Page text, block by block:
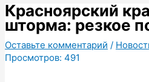
Красноярский
шторма: резкое
Оставьте комментарий /
Просмотров: 491